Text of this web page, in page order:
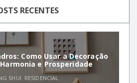
RECENTES
Como Usar a Decoração
e Prosperidade
SHUI, RESIDENCIAL